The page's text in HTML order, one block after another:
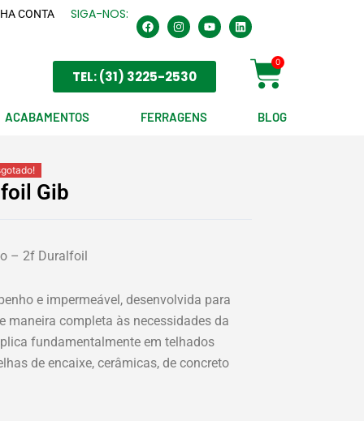
CONTA SIGA-NOS:
F
a
c
b
o
I
n
s
a
g
m
Y
o
u
u
L
i
n
TEL: (31) 3225-2530
0
Cart
ACABAMENTOS FERRAGENS BLOG
Gib
– 2f Duralfoil
e impermeável, desenvolvida para
maneira completa às necessidades da
fundamentalmente em telhados
de encaixe, cerâmicas, de concreto